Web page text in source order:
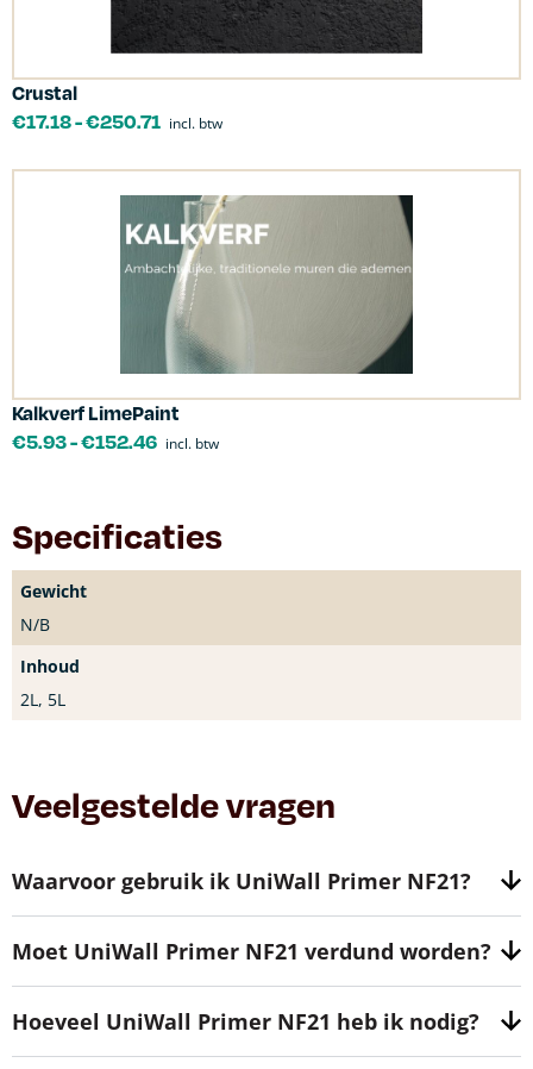
Crustal
€17.18-€250.71 incl. btw
Kalkverf LimePaint
€5.93-€152.46 incl. btw
Specificaties
Gewicht
N/B
Inhoud
2L, 5L
Veelgestelde vragen
Waarvoor gebruik ik UniWall Primer NF21?
Moet UniWall Primer NF21 verdund worden?
Hoeveel UniWall Primer NF21 heb ik nodig?